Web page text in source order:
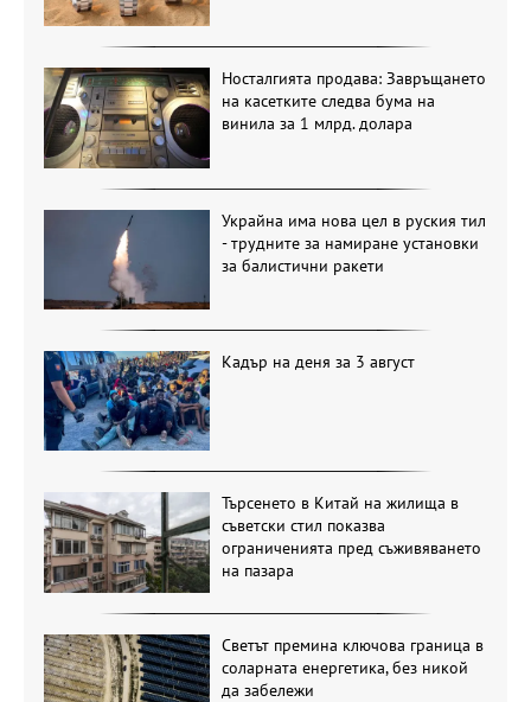
Носталгията продава: Завръщането
на касетките следва бума на
винила за 1 млрд. долара
Украйна има нова цел в руския тил
- трудните за намиране установки
за балистични ракети
Кадър на деня за 3 август
Търсенето в Китай на жилища в
съветски стил показва
ограниченията пред съживяването
на пазара
Светът премина ключова граница в
соларната енергетика, без никой
да забележи